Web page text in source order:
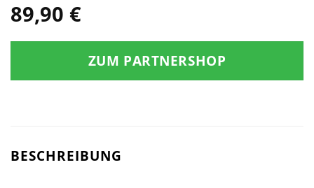
89,90 €
ZUM PARTNERSHOP
BESCHREIBUNG